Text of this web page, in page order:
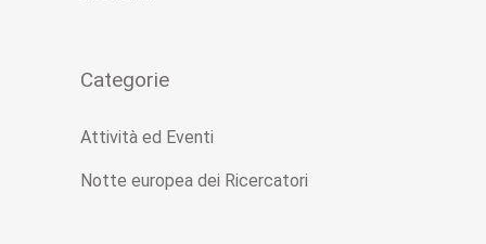
Categorie
Attività ed Eventi
Notte europea dei Ricercatori